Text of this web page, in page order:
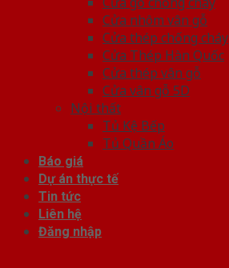
Cửa nhôm vân gỗ
Cửa thép chống cháy
Cửa Thép Hàn Quốc
Cửa thép vân gỗ
Cửa vân gỗ 5D
Nội thất
Tủ Kệ Bếp
Tủ Quần Áo
Báo giá
Dự án thực tế
Tin tức
Liên hệ
Đăng nhập